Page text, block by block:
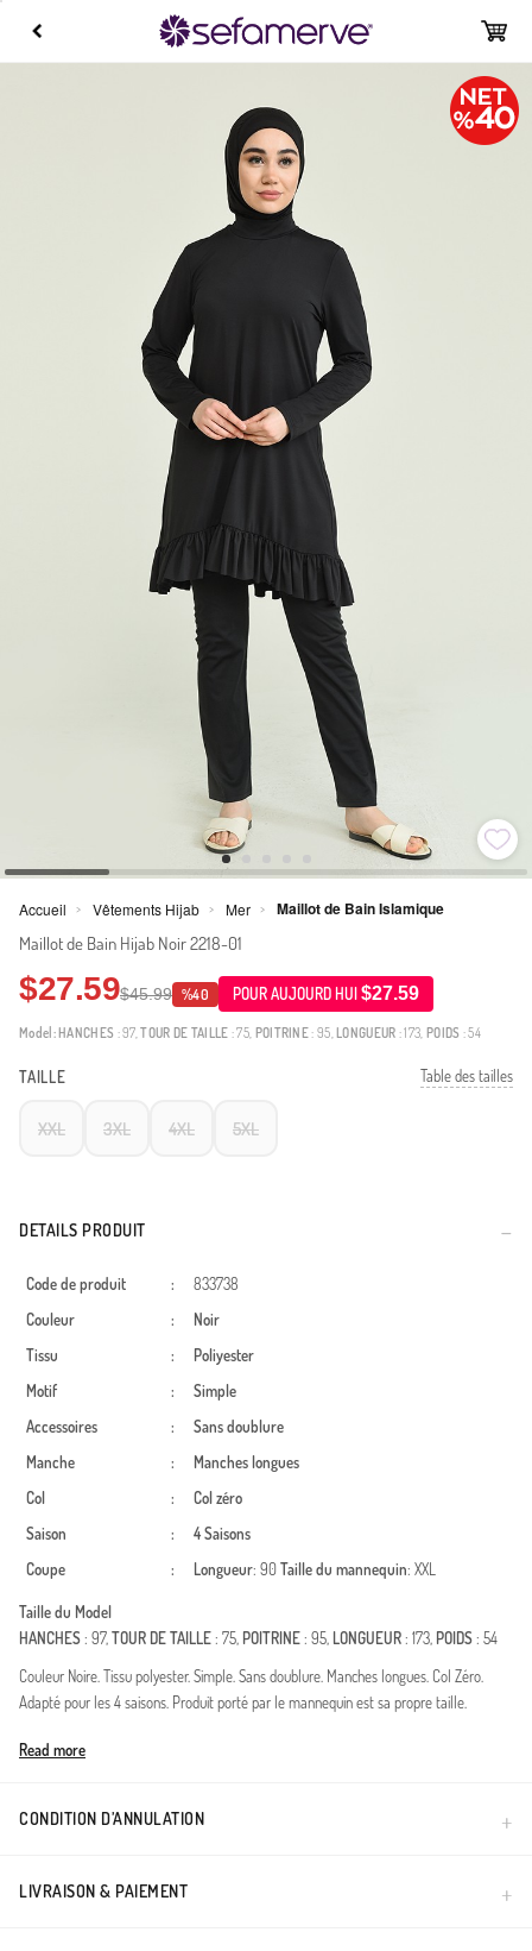
Accueil > Vêtements Hijab > Mer > Maillot de Bain Islamique
Maillot de Bain Hijab Noir 2218-01
$27.59$45.99 %40 POUR AUJOURD HUI $27.59
Model: HANCHES : 97,TOUR DE TAILLE : 75, POITRINE: 95, LONGUEUR : 173, POIDS : 54
TAILLE Table des tailles
XXL 3XL 4XL 5XL
DETAILS PRODUIT
Code de produit :
833738
Couleur
:
Noir
Tissu
:
Poliyester
Motif
:
Simple
Accessoires
:
Sans doublure
Manche
:
Manches longues
Col
:
Col zéro
Saison
:
4 Saisons
Coupe
: Longueur: 90Taille du mannequin: XXL
Taille du Model
HANCHES: 97,TOUR DE TAILLE: 75, POITRINE: 95, LONGUEUR: 173, POIDS: 54
Couleur Noire. Tissu polyester. Simple. Sans doublure. Manches longues. Col Zéro.
Adapté pour les 4 saisons. Produit porté par le mannequin est sa propre taille.
Made in Türkiye
Read more
CONDITION D’ANNULATION
LIVRAISON & PAIEMENT